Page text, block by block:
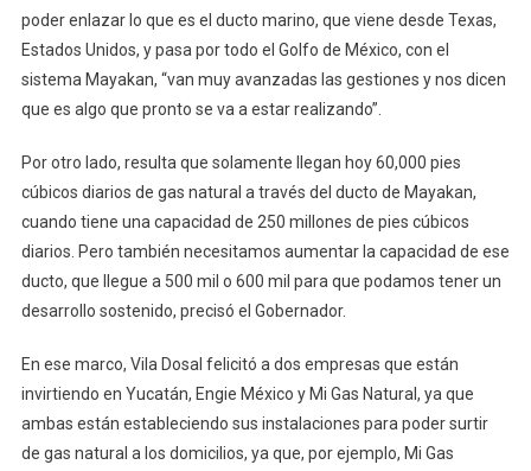
poder enlazar lo que es el ducto marino, que viene desde Texas,
Estados Unidos, y pasa por todo el Golfo de México, con el
sistema Mayakan, “van muy avanzadas las gestiones y nos dicen
que es algo que pronto se va a estar realizando”.
Por otro lado, resulta que solamente llegan hoy 60,000 pies
cúbicos diarios de gas natural a través del ducto de Mayakan,
cuando tiene una capacidad de 250 millones de pies cúbicos
diarios. Pero también necesitamos aumentar la capacidad de ese
ducto, que llegue a 500 mil o 600 mil para que podamos tener un
desarrollo sostenido, precisó el Gobernador.
En ese marco, Vila Dosal felicitó a dos empresas que están
invirtiendo en Yucatán, Engie México y Mi Gas Natural, ya que
ambas están estableciendo sus instalaciones para poder surtir
de gas natural a los domicilios, ya que, por ejemplo, Mi Gas